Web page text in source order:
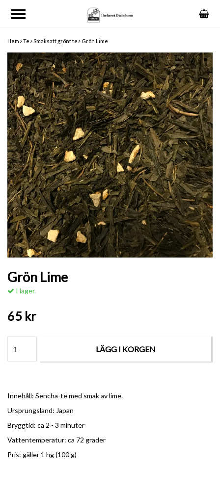
Hem Te Smaksatt grönt te Grön Lime
Grön Lime
I lager.
65 kr
LÄGG I KORGEN
Innehåll: Sencha-te med smak av lime.
Ursprungsland: Japan
Bryggtid: ca 2 - 3 minuter
Vattentemperatur: ca 72 grader
Pris: gäller 1 hg (100 g)